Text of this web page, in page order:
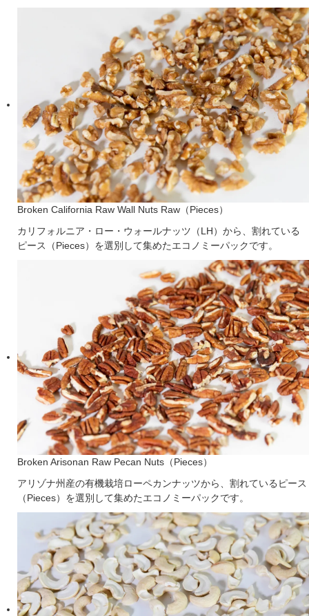
Broken California Raw Wall Nuts Raw（Pieces）
カリフォルニア・ロー・ウォールナッツ（LH）から、割れている
ピース（Pieces）を選別して集めたエコノミーパックです。
Broken Arisonan Raw Pecan Nuts（Pieces）
アリゾナ州産の有機栽培ローペカンナッツから、割れているピース
（Pieces）を選別して集めたエコノミーパックです。